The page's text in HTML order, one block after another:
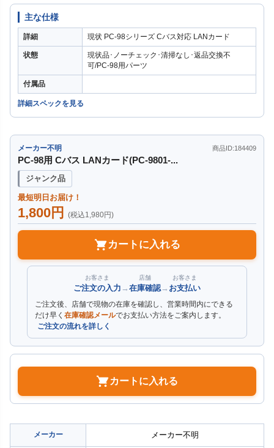
主な仕様
詳細 現状 PC-98シリーズ Cバス対応 LANカード
状態
現状品･ノーチェック･清掃なし･返品交換不
可/PC-98用パーツ
付属品
詳細スペックを見る
メーカー不明 商品ID:184409
PC-98用 Cバス LANカード(PC-9801-...
ジャンク品
最短明日お届け！
1,800円 (税込1,980円)
カートに入れる
お客さま
ご注文の入力 →
店舗
在庫確認→
お客さま
お支払い
ご注文後、店舗で現物の在庫を確認し、営業時間内にできる
だけ早く 在庫確認メールでお支払い方法をご案内します。
ご注文の流れを詳しく
カートに入れる
メーカー メーカー不明